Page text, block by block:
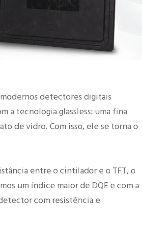
detectores digitais
a tecnologia glassless: uma fina
de vidro. Com isso, ele se torna o
entre o cintilador e o TFT, o
um índice maior de DQE e com a
com resistência e